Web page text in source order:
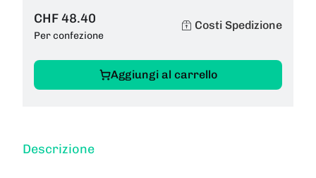
CHF 48.40
Per confezione
Costi Spedizione
Aggiungi al carrello
Descrizione